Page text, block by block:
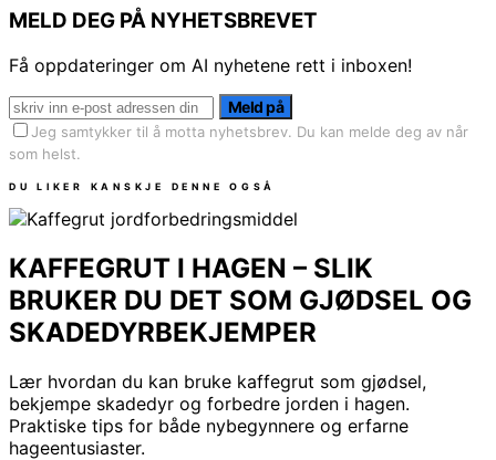
MELD DEG PÅ NYHETSBREVET
Få oppdateringer om AI nyhetene rett i inboxen!
Meld på
Jeg samtykker til å motta nyhetsbrev. Du kan melde deg av når
som helst.
DU LIKER KANSKJE DENNE OGSÅ
KAFFEGRUT I HAGEN – SLIK
BRUKER DU DET SOM GJØDSEL OG
SKADEDYRBEKJEMPER
Lær hvordan du kan bruke kaffegrut som gjødsel,
bekjempe skadedyr og forbedre jorden i hagen.
Praktiske tips for både nybegynnere og erfarne
hageentusiaster.